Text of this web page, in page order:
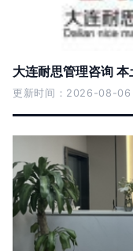
大连耐思管理咨询
更新时间：2026-08-